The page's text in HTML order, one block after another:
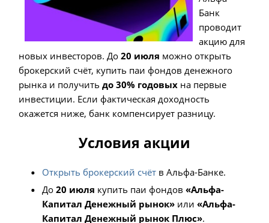
Банк
проводит
акцию для
новых инвесторов. До20 июля можно открыть
брокерский счёт, купить паи фондов денежного
рынка и получитьдо 30% годовых на первые
инвестиции. Если фактическая доходность
окажется ниже, банк компенсирует разницу.
Условия акции
Открыть брокерский счёт в Альфа-Банке.
До 20 июля купить паи фондов «Альфа-
Капитал Денежный рынок»или «Альфа-
Капитал Денежный рынок Плюс».